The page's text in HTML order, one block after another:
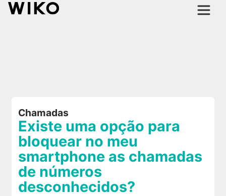
Chamadas
Existe uma opção para
bloquear no meu
smartphone as chamadas
de números
desconhecidos?